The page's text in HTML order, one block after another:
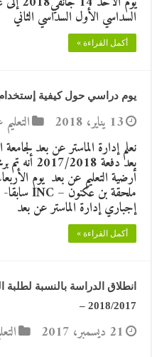
السداسي الأول السداسي الثاني
أكمل القراءة »
يوم دراسي حول كيفية إستخدام
13 يناير، 2018
بعد دفعة
إجباري إدارة الماستر عن بعد
أكمل القراءة »
انطلاق الدراسة بالنسبة
2018/2017 –
21 ديسمبر، 2017